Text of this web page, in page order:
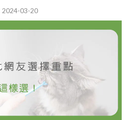
2024-03-20